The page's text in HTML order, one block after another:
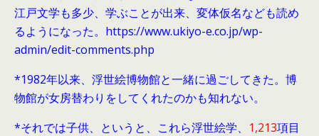
江戸文学も多少、学ぶことが出来、変体仮名なども読め
るようになった。https://www.ukiyo-e.co.jp/wp-
admin/edit-comments.php
*1982年以来、浮世絵博物館と一緒に過ごしてきた。博
物館が女房替わりをしてくれたのかも知れない。
*それでは子供、というと、これら浮世絵学、 1,213項目